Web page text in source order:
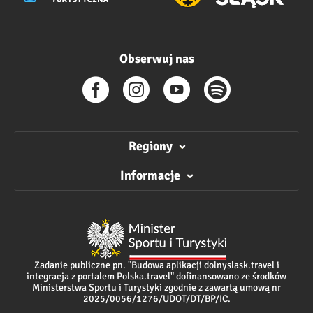
Obserwuj nas
Regiony
Informacje
Zadanie publiczne pn. "Budowa aplikacji dolnyslask.travel i
integracja z portalem Polska.travel" dofinansowano ze środków
Ministerstwa Sportu i Turystyki zgodnie z zawartą umową nr
2025/0056/1276/UDOT/DT/BP/IC.